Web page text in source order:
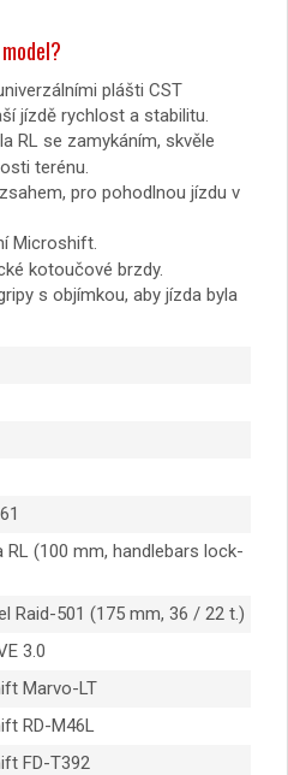
plášti CST
jízdě rychlost a stabilitu.
RL se zamykáním, skvěle
terénu.
pro pohodlnou jízdu v
Microshift.
kotoučové brzdy.
s objímkou, aby jízda byla
RL (100 mm, handlebars lock-
Raid-501 (175 mm, 36 / 22 t.)
3.0
Marvo-LT
RD-M46L
FD-T392